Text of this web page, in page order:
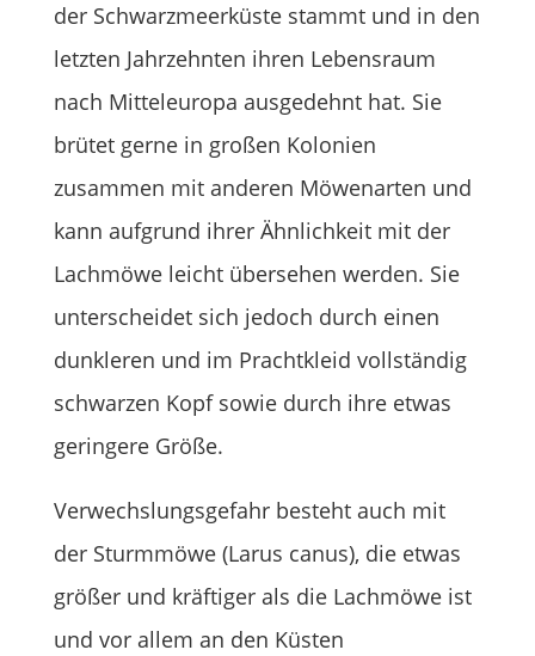
der Schwarzmeerküste stammt und in den
letzten Jahrzehnten ihren Lebensraum
nach Mitteleuropa ausgedehnt hat. Sie
brütet gerne in großen Kolonien
zusammen mit anderen Möwenarten und
kann aufgrund ihrer Ähnlichkeit mit der
Lachmöwe leicht übersehen werden. Sie
unterscheidet sich jedoch durch einen
dunkleren und im Prachtkleid vollständig
schwarzen Kopf sowie durch ihre etwas
geringere Größe.
Verwechslungsgefahr besteht auch mit
der Sturmmöwe (Larus canus), die etwas
größer und kräftiger als die Lachmöwe ist
und vor allem an den Küsten